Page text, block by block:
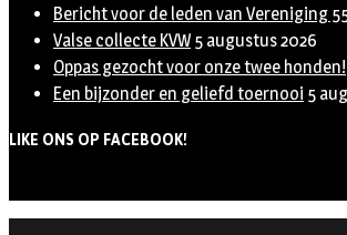
Bericht voor de leden van Vereniging
Valse collecte KVW 5 augustus 2026
Oppas gezocht voor onze twee honden!
Een bijzonder en geliefd toernooi 5
LIKE ONS OP FACEBOOK!